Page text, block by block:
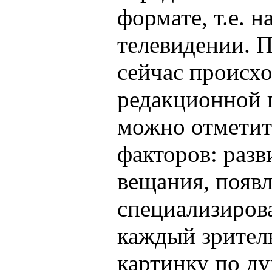
формате, т.е.
телевидении.
сейчас
редакционной
можно
факторов:
вещания,
каждый
картинку по